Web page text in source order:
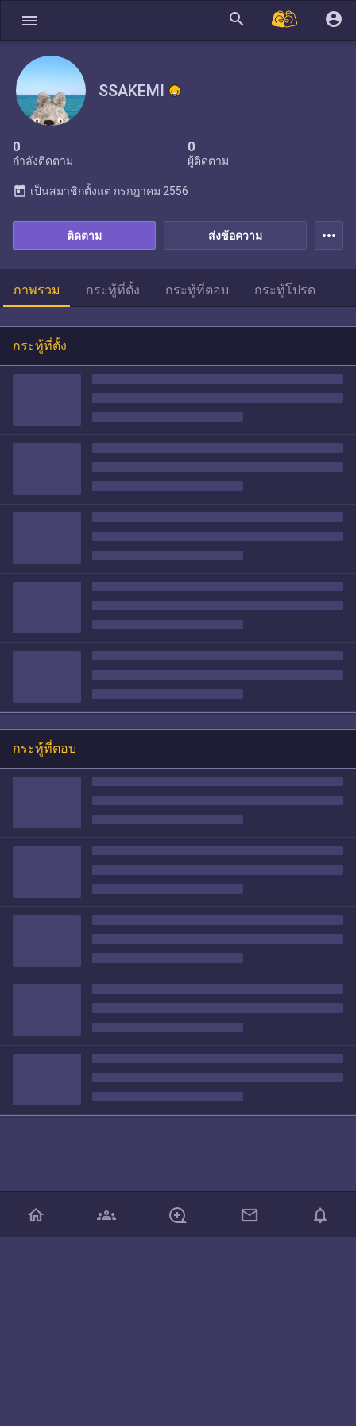
menu search account_circle
SSAKEMI
0
กำลังติดตาม
0
ผู้ติดตาม
ส่งข้อความ
ติดตาม
today เป็นสมาชิกตั้งแต่ กรกฎาคม 2556
more_horiz
ภาพรวม กระทู้ที่ตั้ง กระทู้ที่ตอบ กระทู้โปรด
กระทู้ที่ตั้ง
กระทู้ที่ตอบ